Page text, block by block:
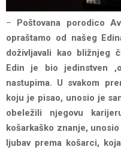
– Poštovana porodico
opraštamo od našeg
doživljavali kao bližnjeg
Edin je bio jedinstven
nastupima. U svakom
koju je pisao, unosio je
obeležili njegovu
košarkaško znanje,
ljubav prema košarci,